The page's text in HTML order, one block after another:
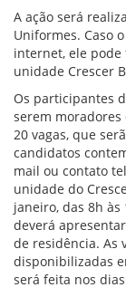
A ação será
Uniformes. Caso
internet, ele
unidade Crescer
Os participantes
serem moradores
20 vagas, que
candidatos
mail ou contato
unidade do
janeiro, das 8h
deverá
de residência. As
disponibilizadas
será feita nos